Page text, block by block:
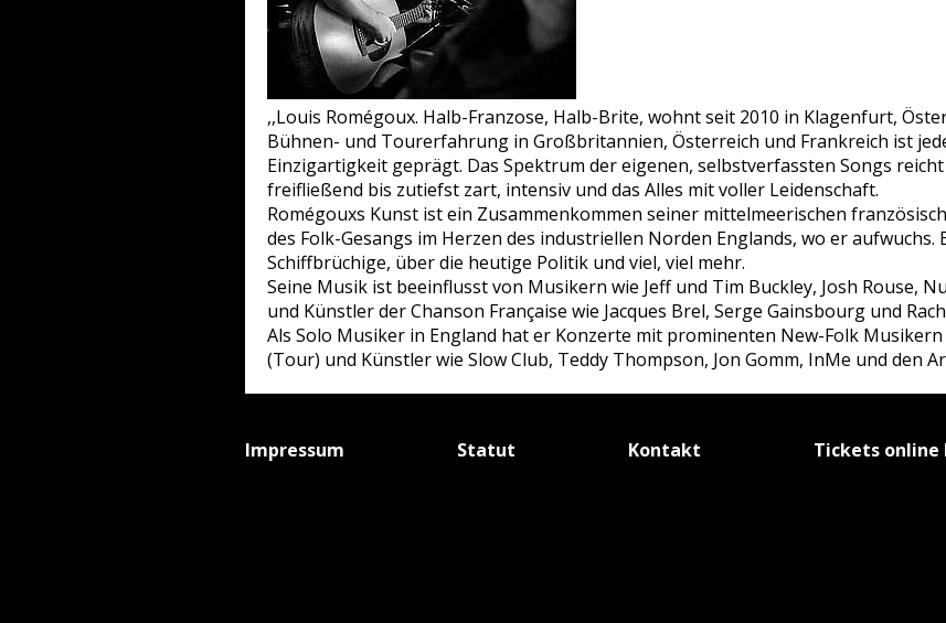
,,Louis Romégoux. Halb-Franzose, Halb-Brite, wohnt seit 2010 in Klagenfurt,
Bühnen- und Tourerfahrung in Großbritannien, Österreich und Frankreich ist
Einzigartigkeit geprägt. Das Spektrum der eigenen, selbstverfassten Songs
freifließend bis zutiefst zart, intensiv und das Alles mit voller Leidenschaft.
Romégouxs Kunst ist ein Zusammenkommen seiner mittelmeerischen
des Folk-Gesangs im Herzen des industriellen Norden Englands, wo er
Schiffbrüchige, über die heutige Politik und viel, viel mehr.
Seine Musik ist beeinflusst von Musikern wie Jeff und Tim Buckley, Josh Rouse,
und Künstler der Chanson Française wie Jacques Brel, Serge Gainsbourg und
Als Solo Musiker in England hat er Konzerte mit prominenten New-Folk Musikern
(Tour) und Künstler wie Slow Club, Teddy Thompson, Jon Gomm, InMe und den
Impressum Statut Kontakt Tickets online